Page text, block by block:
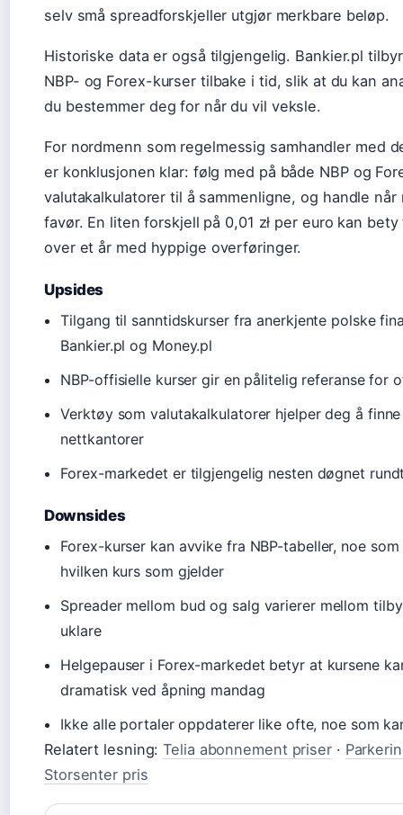
selv små spreadforskjeller utgjør merkbare beløp.
Historiske data er også tilgjengelig. Bankier.pl
NBP- og Forex-kurser tilbake i tid, slik at du kan
du bestemmer deg for når du vil veksle.
For nordmenn som regelmessig samhandler med
er konklusjonen klar: følg med på både NBP og
valutakalkulatorer til å sammenligne, og handle
favør. En liten forskjell på 0,01 zł per euro kan
over et år med hyppige overføringer.
Upsides
Tilgang til sanntidskurser fra anerkjente polske
Bankier.pl og Money.pl
NBP-offisielle kurser gir en pålitelig referanse for
Verktøy som valutakalkulatorer hjelper deg å
nettkantorer
Forex-markedet er tilgjengelig nesten døgnet
Downsides
Forex-kurser kan avvike fra NBP-tabeller, noe
hvilken kurs som gjelder
Spreader mellom bud og salg varierer mellom
uklare
Helgepauser i Forex-markedet betyr at kursene
dramatisk ved åpning mandag
Ikke alle portaler oppdaterer like ofte, noe som
Relatert lesning:Telia abonnement priser·
Storsenter pris